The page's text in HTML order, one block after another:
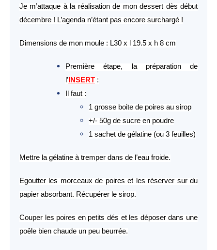
Je m’attaque à la réalisation de mon dessert dès début
décembre ! L’agenda n’étant pas encore surchargé !
Dimensions de mon moule : L30 x l 19.5 x h 8 cm
Première étape, la préparation de
l’ INSERT :
Il faut :
1 grosse boite de poires au sirop
+/- 50g de sucre en poudre
1 sachet de gélatine (ou 3 feuilles)
Mettre la gélatine à tremper dans de l’eau froide.
Egoutter les morceaux de poires et les réserver sur du
papier absorbant. Récupérer le sirop.
Couper les poires en petits dés et les déposer dans une
poêle bien chaude un peu beurrée.